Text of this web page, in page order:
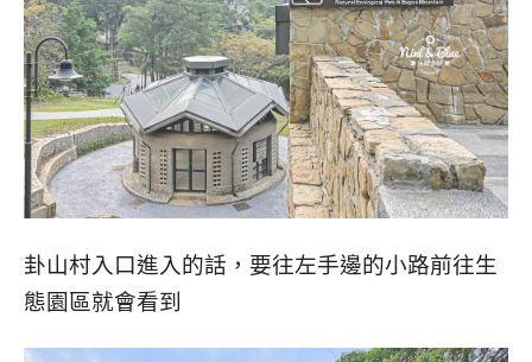
卦山村入口進入的話，要往左手邊的小路前往生
態園區就會看到